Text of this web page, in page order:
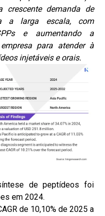
crescente demanda de
a larga escala, com
e aumentando a
para atender à
injetáveis ​​e orais.
de peptídeos foi
em 2024.
de 10,10% de 2025 a